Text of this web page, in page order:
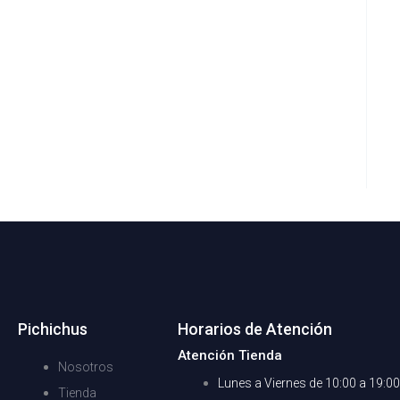
Pichichus
Nosotros
Tienda
Horarios de Atención
Atención Tienda
Lunes a Viernes de 10:00 a